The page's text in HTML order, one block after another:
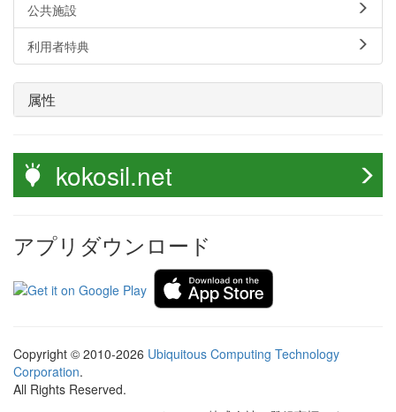
公共施設
利用者特典
属性
kokosil.net
アプリダウンロード
Copyright © 2010-2026 Ubiquitous Computing Technology
Corporation.
All Rights Reserved.